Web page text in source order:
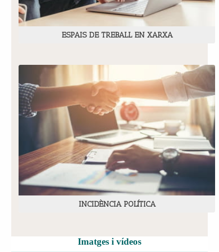
ESPAIS DE TREBALL EN XARXA
INCIDÈNCIA POLÍTICA
Imatges i vídeos